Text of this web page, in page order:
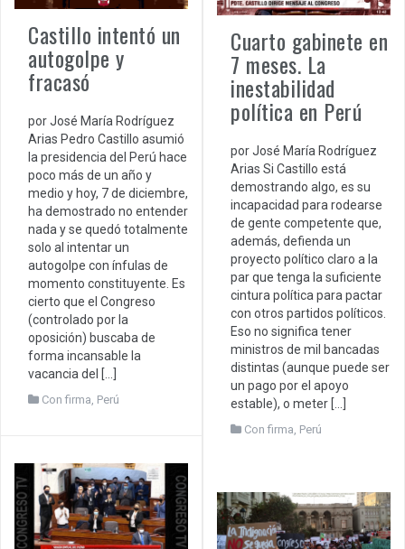
Castillo intentó un
autogolpe y
fracasó
por José María Rodríguez
Arias Pedro Castillo asumió
la presidencia del Perú hace
poco más de un año y
medio y hoy, 7 de diciembre,
ha demostrado no entender
nada y se quedó totalmente
solo al intentar un
autogolpe con ínfulas de
momento constituyente. Es
cierto que el Congreso
(controlado por la
oposición) buscaba de
forma incansable la
vacancia del […]
Con firma, Perú
Cuarto gabinete en
7 meses. La
inestabilidad
política en Perú
por José María Rodríguez
Arias Si Castillo está
demostrando algo, es su
incapacidad para rodearse
de gente competente que,
además, defienda un
proyecto político claro a la
par que tenga la suficiente
cintura política para pactar
con otros partidos políticos.
Eso no significa tener
ministros de mil bancadas
distintas (aunque puede ser
un pago por el apoyo
estable), o meter […]
Con firma Perú